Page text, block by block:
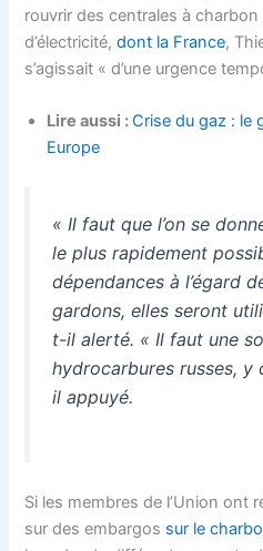
rouvrir des centrales à
d’électricité, dont la France,
s’agissait « d’une urgence
Lire aussi :Crise du gaz : le
Europe
« Il faut que l’on se
le plus rapidement
dépendances à l’égard
gardons, elles seront
t-il alerté. « Il faut une
hydrocarbures russes, y
il appuyé.
Si les membres de l’Union ont
sur des embargos sur le